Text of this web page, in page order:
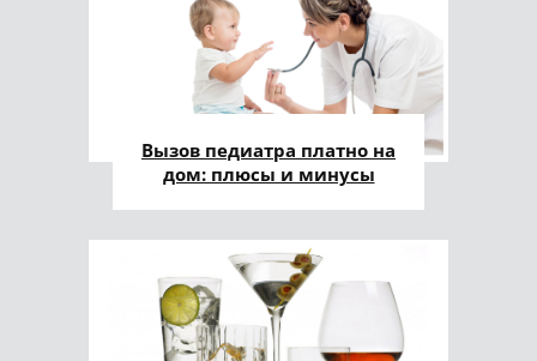
Вызов педиатра платно на
дом: плюсы и минусы